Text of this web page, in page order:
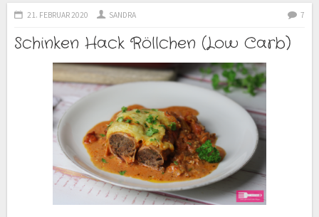
21. FEBRUAR 2020 SANDRA 7
Schinken Hack Röllchen (Low Carb)